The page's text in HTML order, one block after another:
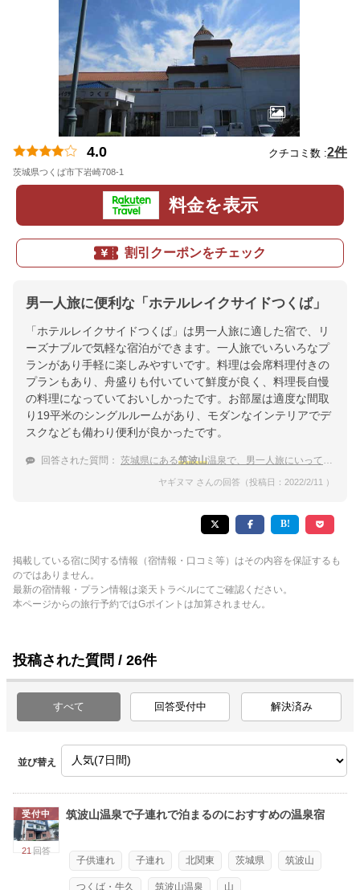
4.0 クチコミ数 :2件
茨城県つくば市下岩崎708-1
料金を表示
割引クーポンをチェック
男一人旅に便利な「ホテルレイクサイドつくば」
「ホテルレイクサイドつくば」は男一人旅に適した宿で、リ
ーズナブルで気軽な宿泊ができます。一人旅でいろいろなプ
ランがあり手軽に楽しみやすいです。料理は会席料理付きの
プランもあり、舟盛りも付いていて鮮度が良く、料理長自慢
の料理になっていておいしかったです。お部屋は適度な間取
り19平米のシングルルームがあり、モダンなインテリアでデ
スクなども備わり便利が良かったです。
回答された質問： 茨城県にある筑波山温泉で、男一人旅にいっても楽しめるところありますか？
ヤギヌマ さんの回答（投稿日：2022/2/11 ）
掲載している宿に関する情報（宿情報・口コミ等）はその内容を保証するも
のではありません。
最新の宿情報・プラン情報は楽天トラベルにてご確認ください。
本ページからの旅行予約ではGポイントは加算されません。
投稿された質問 / 26件
すべて 回答受付中 解決済み
並び替え
受付中
21 回答
筑波山温泉で子連れで泊まるのにおすすめの温泉宿
子供連れ 子連れ 北関東 茨城県 筑波山
つくば・牛久 筑波山温泉 山